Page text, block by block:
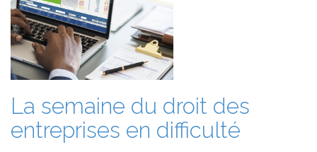
La semaine du droit des
entreprises en difficulté